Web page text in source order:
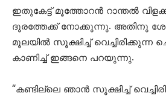
ഇതുകേട്ട് മൂത്തോറൻ റാന്തൽ
ദൂരത്തേക്ക് നോക്കുന്നു. അതിനു
മൂലയിൽ സൂക്ഷിച്ച് വെച്ചിരിക്കുന്ന
കാണിച്ച് ഇങ്ങനെ പറയുന്നു.
“കണ്ടില്ലെ ഞാൻ സൂക്ഷിച്ച്